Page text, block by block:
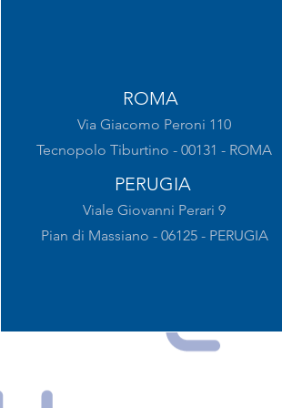
ROMA
Via Giacomo Peroni 110
Tecnopolo Tiburtino - 00131 - ROMA
PERUGIA
Viale Giovanni Perari 9
Pian di Massiano - 06125 - PERUGIA